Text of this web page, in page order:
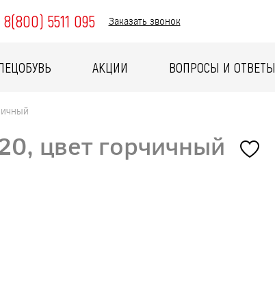
8(800) 5511 095 Заказать звонок
АКЦИИ ВОПРОСЫ И ОТВЕТЫ
цвет горчичный